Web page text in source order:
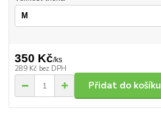
350 Kč/ks
289 Kč bez DPH
Přidat do košíku